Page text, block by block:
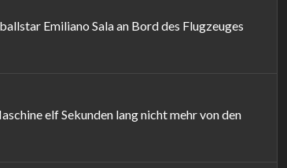
Emiliano Sala an Bord des Flugzeuges
elf Sekunden lang nicht mehr von den